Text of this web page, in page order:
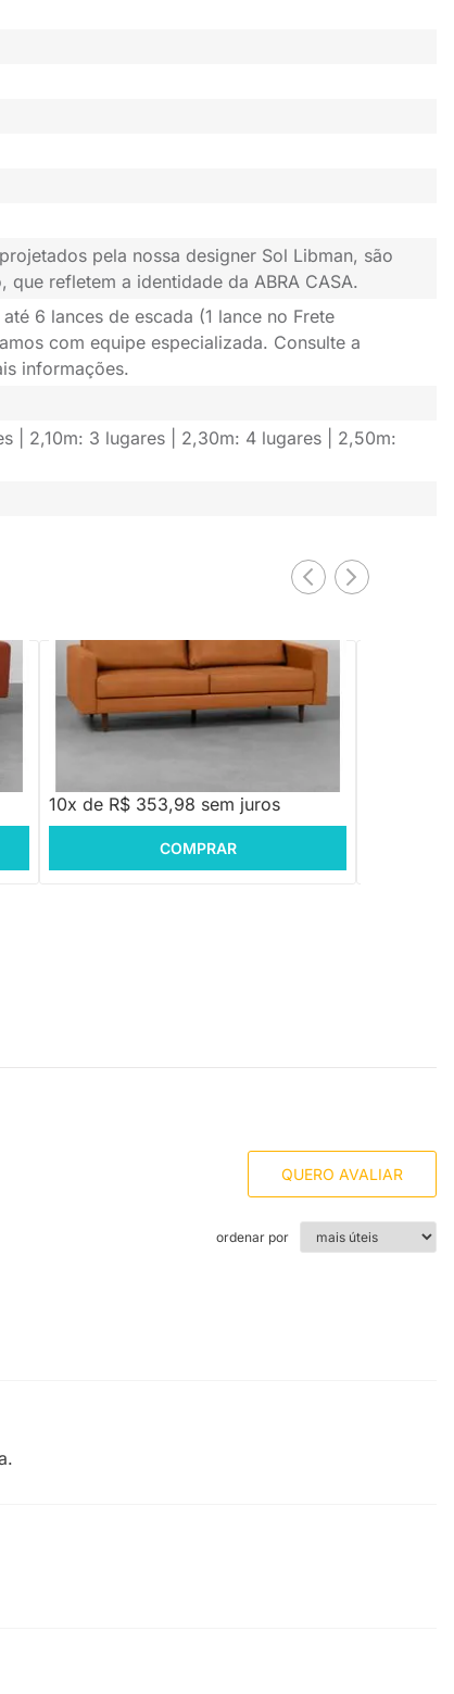
pela nossa designer Sol Libman, são
refletem a identidade da ABRA CASA.
6 lances de escada (1 lance no Frete
com equipe especializada. Consulte a
informações.
| 2,10m: 3 lugares | 2,30m: 4 lugares | 2,50m:
Sofá Noah Touch Mandarina
10x de R$ 353,98 sem juros
COMPRAR
QUERO AVALIAR
ordenar por